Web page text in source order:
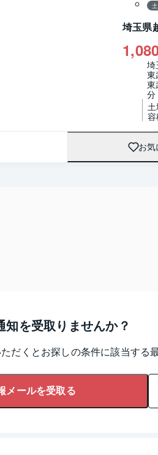
埼玉県
埼
東
東
分
お
を受取りませんか？
だくとお探しの条件に該当する
メールを受取る